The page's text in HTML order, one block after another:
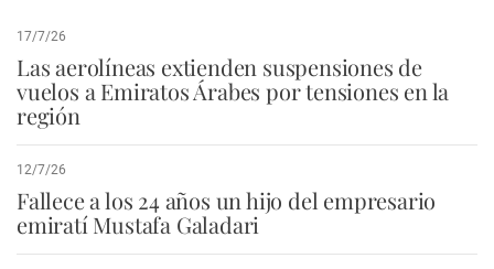
17/7/26
Las aerolíneas extienden suspensiones de
vuelos a Emiratos Árabes por tensiones en la
región
12/7/26
Fallece a los 24 años un hijo del empresario
emiratí Mustafa Galadari